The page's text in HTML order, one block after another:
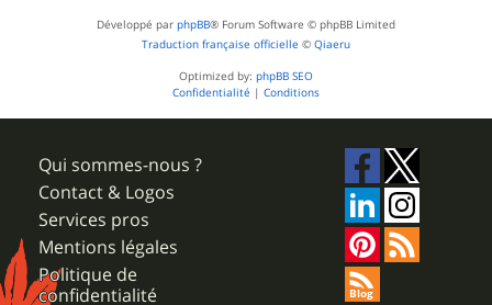
Développé par phpBB® Forum Software © phpBB Limited
Traduction française officielle © Qiaeru
Optimized by: phpBB SEO
Confidentialité | Conditions
Qui sommes-nous ?
Contact & Logos
Services pros
Mentions légales
Politique de
confidentialité